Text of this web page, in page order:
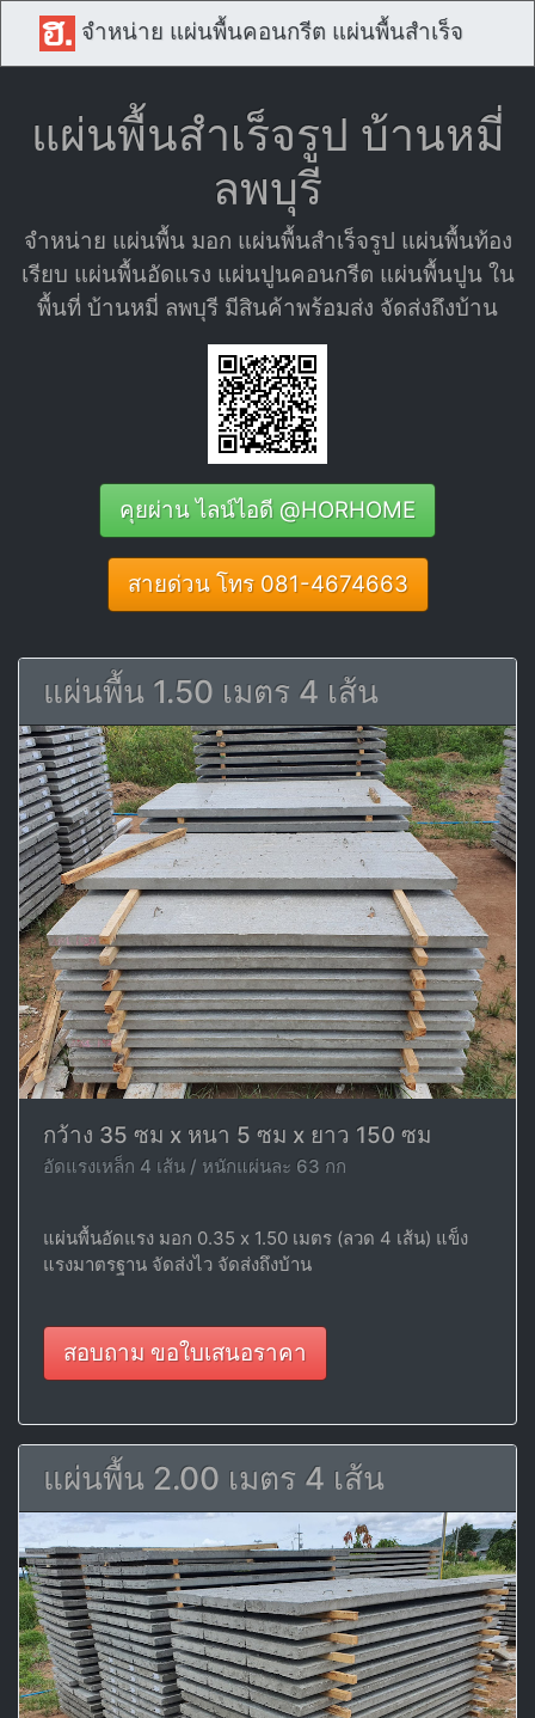
จำหน่าย แผ่นพื้นคอนกรีต แผ่นพื้นสำเร็จ
แผ่นพื้นสำเร็จรูป บ้านหมี่
ลพบุรี
จำหน่าย แผ่นพื้น มอก แผ่นพื้นสำเร็จรูป แผ่นพื้นท้อง
เรียบ แผ่นพื้นอัดแรง แผ่นปูนคอนกรีต แผ่นพื้นปูน ใน
พื้นที่ บ้านหมี่ ลพบุรี มีสินค้าพร้อมส่ง จัดส่งถึงบ้าน
คุยผ่าน ไลน์ไอดี @HORHOME
สายด่วน โทร 081-4674663
แผ่นพื้น 1.50 เมตร 4 เส้น
กว้าง 35 ซม x หนา 5 ซม x ยาว 150 ซม
อัดแรงเหล็ก 4 เส้น / หนักแผ่นละ 63 กก
แผ่นพื้นอัดแรง มอก 0.35 x 1.50 เมตร (ลวด 4 เส้น) แข็ง
แรงมาตรฐาน จัดส่งไว จัดส่งถึงบ้าน
สอบถาม ขอใบเสนอราคา
แผ่นพื้น 2.00 เมตร 4 เส้น